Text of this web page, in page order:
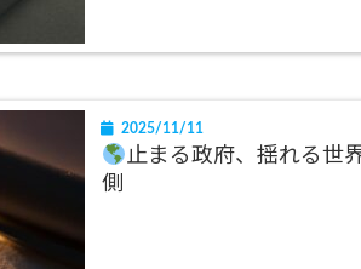
2025/11/11
止まる政府、揺れる世
側